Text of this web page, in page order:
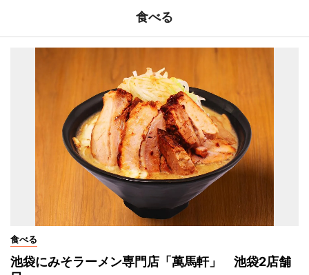
食べる
食べる
池袋にみそラーメン専門店「萬馬軒」 池袋2店舗